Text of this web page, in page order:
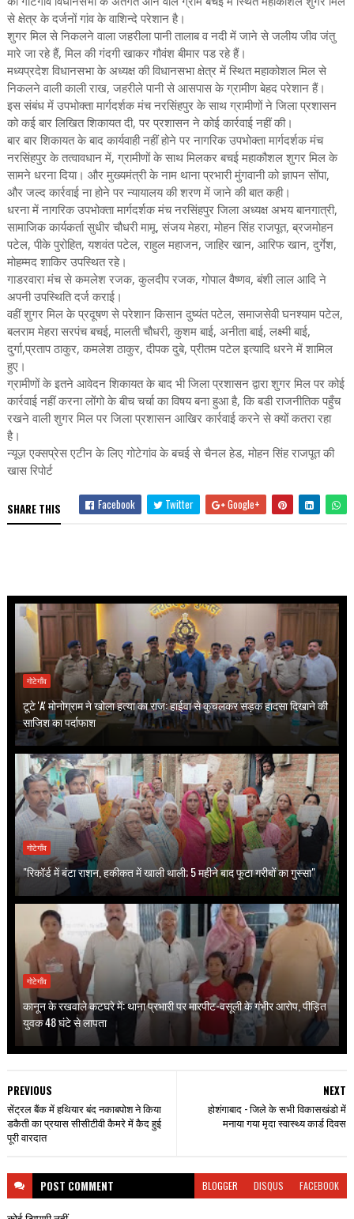
से क्षेत्र के दर्जनों गांव के वाशिन्दे परेशान है।
शुगर मिल से निकलने वाला जहरीला पानी तालाब व नदी में जाने से जलीय जीव जंतु
मारे जा रहे हैं, मिल की गंदगी खाकर गौवंश बीमार पड रहे हैं।
मध्यप्रदेश विधानसभा के अध्यक्ष की विधानसभा क्षेत्र में स्थित महाकोशल मिल से
निकलने वाली काली राख, जहरीले पानी से आसपास के ग्रामीण बेहद परेशान हैं।
इस संबंध में उपभोक्ता मार्गदर्शक मंच नरसिंहपुर के साथ ग्रामीणों ने जिला प्रशासन
को कई बार लिखित शिकायत दी, पर प्रशासन ने कोई कार्रवाई नहीं की।
बार बार शिकायत के बाद कार्यवाही नहीं होने पर नागरिक उपभोक्ता मार्गदर्शक मंच
नरसिंहपुर के तत्वावधान में, ग्रामीणों के साथ मिलकर बचई महाकौशल शुगर मिल के
सामने धरना दिया। और मुख्यमंत्री के नाम थाना प्रभारी मुंगवानी को ज्ञापन सोंपा,
और जल्द कार्रवाई ना होने पर न्यायालय की शरण में जाने की बात कही।
धरना में नागरिक उपभोक्ता मार्गदर्शक मंच नरसिंहपुर जिला अध्यक्ष अभय बानगात्री,
सामाजिक कार्यकर्ता सुधीर चौधरी मामू, संजय मेहरा, मोहन सिंह राजपूत, ब्रजमोहन
पटेल, पीके पुरोहित, यशवंत पटेल, राहुल महाजन, जाहिर खान, आरिफ खान, दुर्गेश,
मोहम्मद शाकिर उपस्थित रहे।
गाडरवारा मंच से कमलेश रजक, कुलदीप रजक, गोपाल वैष्णव, बंशी लाल आदि ने
अपनी उपस्थिति दर्ज कराई।
वहीं शुगर मिल के प्रदूषण से परेशान किसान दुष्यंत पटेल, समाजसेवी घनश्याम पटेल,
बलराम मेहरा सरपंच बचई, मालती चौधरी, कुशम बाई, अनीता बाई, लक्ष्मी बाई,
दुर्गा,प्रताप ठाकुर, कमलेश ठाकुर, दीपक दुबे, प्रीतम पटेल इत्यादि धरने में शामिल
हुए।
ग्रामीणों के इतने आवेदन शिकायत के बाद भी जिला प्रशासन द्वारा शुगर मिल पर कोई
कार्रवाई नहीं करना लोंगो के बीच चर्चा का विषय बना हुआ है, कि बडी राजनीतिक पहुँच
रखने वाली शुगर मिल पर जिला प्रशासन आखिर कार्रवाई करने से क्यों कतरा रहा
है।
न्यूज़ एक्सप्रेस एटीन के लिए गोटेगांव के बचई से चैनल हेड, मोहन सिंह राजपूत की
खास रिपोर्ट
SHARE THIS Facebook Twitter Google+
गोटेगाँव
टूटे 'A' मोनोग्राम ने खोला हत्या का राज: हाईवा से कुचलकर सड़क हादसा दिखाने की
साजिश का पर्दाफाश
गोटेगाँव
"रिकॉर्ड में बंटा राशन, हकीकत में खाली थाली; 5 महीने बाद फूटा गरीबों का गुस्सा"
गोटेगाँव
कानून के रखवाले कटघरे में: थाना प्रभारी पर मारपीट-वसूली के गंभीर आरोप, पीड़ित
युवक 48 घंटे से लापता
NEXT
होशंगाबाद - जिले के सभी विकासखंडो में
मनाया गया मृदा स्वास्थ्य कार्ड दिवस
PREVIOUS
सेंट्रल बैंक में हथियार बंद नकाबपोश ने किया
डकैती का प्रयास सीसीटीवी कैमरे में कैद हुई
पूरी वारदात
POST COMMENT BLOGGER DISQUS FACEBOOK